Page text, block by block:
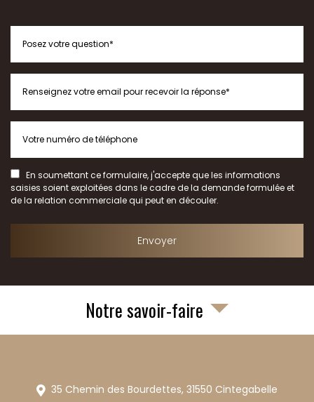
En soumettant ce formulaire, j'accepte que les informations
saisies soient exploitées dans le cadre de la demande formulée et
de la relation commerciale qui peut en découler.
Notre savoir-faire
35 Chemin des Bourdettes, 31550 Cintegabelle